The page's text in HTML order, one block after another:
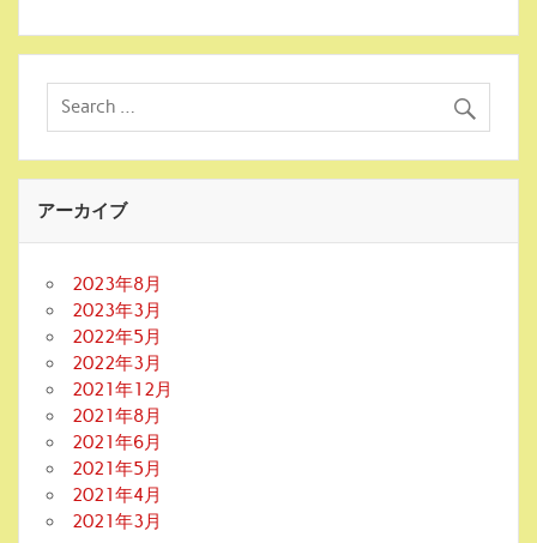
アーカイブ
2023年8月
2023年3月
2022年5月
2022年3月
2021年12月
2021年8月
2021年6月
2021年5月
2021年4月
2021年3月